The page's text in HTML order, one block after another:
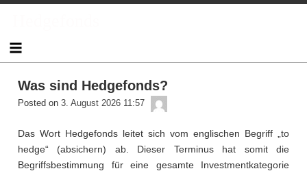
Was sind Hedgefonds?
Posted on 3. August 2026 11:57
Das Wort Hedgefonds leitet sich vom englischen Begriff „to
hedge“ (absichern) ab. Dieser Terminus hat somit die
Begriffsbestimmung für eine gesamte Investmentkategorie